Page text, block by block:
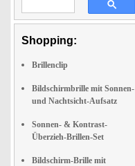
Shopping:
Brillenclip
Bildschirmbrille mit Sonnen-
und Nachtsicht-Aufsatz
Sonnen- & Kontrast-
Überzieh-Brillen-Set
Bildschirm-Brille mit